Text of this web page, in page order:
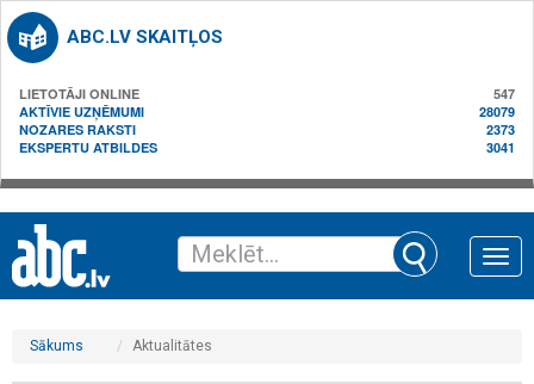
ABC.LV SKAITĻOS
LIETOTĀJI ONLINE
547
AKTĪVIE UZŅĒMUMI
28079
NOZARES RAKSTI
2373
EKSPERTU ATBILDES
3041
Toggle
Sākums Aktualitātes